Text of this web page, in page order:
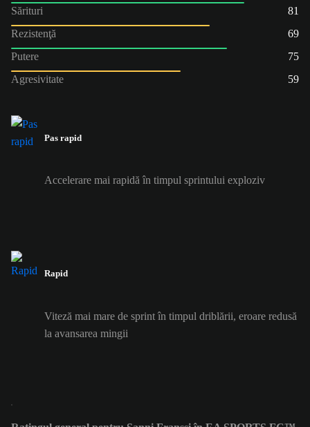
Sărituri
81
Rezistenţă
69
Putere
75
Agresivitate
59
Pas rapid
Accelerare mai rapidă în timpul sprintului exploziv
Rapid
Viteză mai mare de sprint în timpul driblării, eroare redusă
la avansarea mingii